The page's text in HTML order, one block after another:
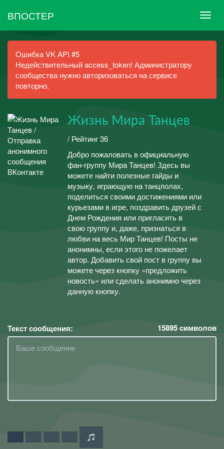
ВПОСТЕР
Ошибка VK API #5
Недействительный access_token! Администратору
сообщества нужно авторизоваться на сервисе
повторно.
Жизнь Мира Танцев
/ Рейтинг 36
Добро пожаловать в официальную
фан-группу Мира Танцев! Здесь вы
можете найти полезные гайды и
музыку, играющую на танцполах,
поделиться своими достижениями или
курьезами в игре, поздравить друзей с
Днем Рождения или пригласить в
свою группу и, даже, признаться в
любви на весь Мир Танцев! Посты не
анонимны, если этого не пожелает
автор. Добавить свой пост в группу вы
можете через кнопку «предложить
новость» или сделать анонимно через
данную кнопку.
Текст сообщения: 15895символов